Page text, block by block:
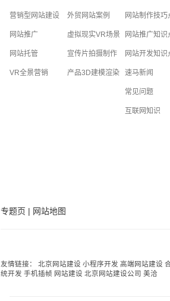
营销型网站建设
网站推广
网站托管
VR全景营销
外贸网站案例
虚拟现实VR场景
宣传片拍摄制作
产品3D建模渲染
网站制作技巧
网站推广知识
网站开发知识
速马新闻
常见问题
互联网知识
专题页 | 网站地图
友情链接： 北京网站建设 小程序开发 高端网站建设
统开发 手机插帧 网站建设 北京网站建设公司 美洽